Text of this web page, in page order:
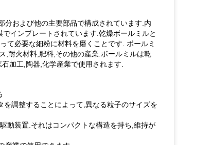
および他の主要部品で構成されています.内
インプレートされています.乾燥ボールミルと
て必要な細粉に材料を磨くことです. ボールミ
,耐火材料,肥料,その他の産業.ボールミルは乾
加工,陶器,化学産業で使用されます.
調整することによって,異なる粒子のサイズを
動装置.それはコンパクトな構造を持ち,維持が